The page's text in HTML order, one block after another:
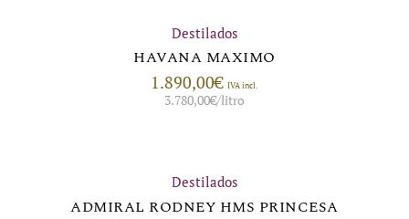
Destilados
HAVANA MAXIMO
1.890,00€ IVA incl.
3.780,00€/litro
Destilados
ADMIRAL RODNEY HMS PRINCESA